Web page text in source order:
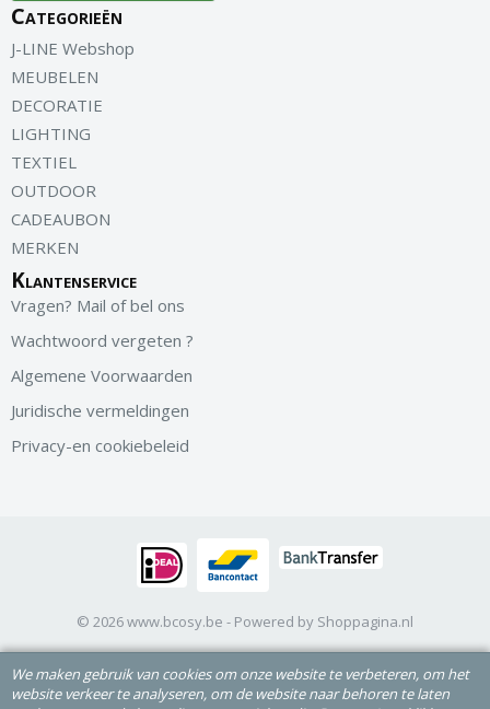
Categorieën
J-LINE Webshop
MEUBELEN
DECORATIE
LIGHTING
TEXTIEL
OUTDOOR
CADEAUBON
MERKEN
Klantenservice
Vragen? Mail of bel ons
Wachtwoord vergeten ?
Algemene Voorwaarden
Juridische vermeldingen
Privacy-en cookiebeleid
© 2026 www.bcosy.be - Powered by Shoppagina.nl
We maken gebruik van cookies om onze website te verbeteren, om het
website verkeer te analyseren, om de website naar behoren te laten